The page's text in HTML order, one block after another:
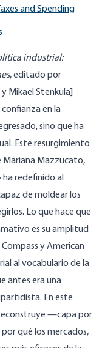
Taxes and Spending
industrial:
, editado por
Mikael Stenkula]
en la
sino que ha
Este resurgimiento
Mariana Mazzucato,
ha redefinido al
de moldear los
Lo que hace que
es su amplitud
y American
al vocabulario de la
antes era una
En este
—capa por
qué los mercados,